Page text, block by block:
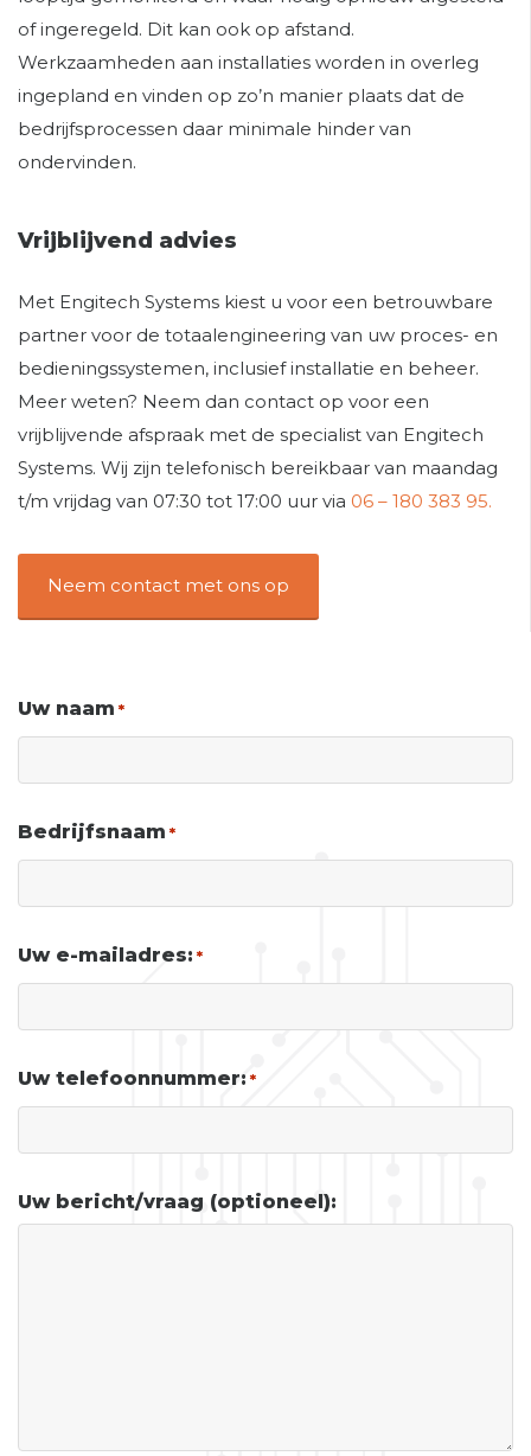
of ingeregeld. Dit kan ook op afstand.
Werkzaamheden aan installaties worden in overleg
ingepland en vinden op zo’n manier plaats dat de
bedrijfsprocessen daar minimale hinder van
ondervinden.
Vrijblijvend advies
Met Engitech Systems kiest u voor een betrouwbare
partner voor de totaalengineering van uw proces- en
bedieningssystemen, inclusief installatie en beheer.
Meer weten? Neem dan contact op voor een
vrijblijvende afspraak met de specialist van Engitech
Systems. Wij zijn telefonisch bereikbaar van maandag
t/m vrijdag van 07:30 tot 17:00 uur via 06 – 180 383 95.
Neem contact met ons op
Uw naam *
Bedrijfsnaam *
Uw e-mailadres: *
Uw telefoonnummer: *
Uw bericht/vraag (optioneel):